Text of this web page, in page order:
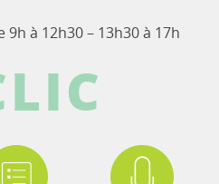
à 12h30 – 13h30 à 17h